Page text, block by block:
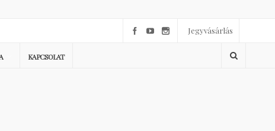
Jegyvásárlás
KAPCSOLAT